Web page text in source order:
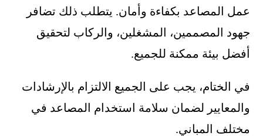
عمل المصاعد بكفاءة وأمان. يتطلب ذلك تضافر
جهود المصممين، المشغلين، والركاب لتحقيق
أفضل بيئة ممكنة للجميع.
في الختام، يجب على الجميع الالتزام بالإرشادات
والمعايير لضمان سلامة استخدام المصاعد في
مختلف المباني.